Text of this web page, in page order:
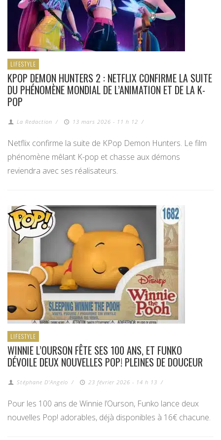
LIFESTYLE
KPOP DEMON HUNTERS 2 : NETFLIX CONFIRME LA SUITE
DU PHÉNOMÈNE MONDIAL DE L’ANIMATION ET DE LA K-
POP
La Redaction / 13 mars 2026 - 11 h 12 /
Netflix confirme la suite de KPop Demon Hunters. Le film
phénomène mêlant K-pop et chasse aux démons
reviendra avec ses réalisateurs.
LIFESTYLE
WINNIE L’OURSON FÊTE SES 100 ANS, ET FUNKO
DÉVOILE DEUX NOUVELLES POP! PLEINES DE DOUCEUR
Stéphane D'Angelo / 23 février 2026 - 14 h 13 /
Pour les 100 ans de Winnie l’Ourson, Funko lance deux
nouvelles Pop! adorables, déjà disponibles à 16€ chacune.